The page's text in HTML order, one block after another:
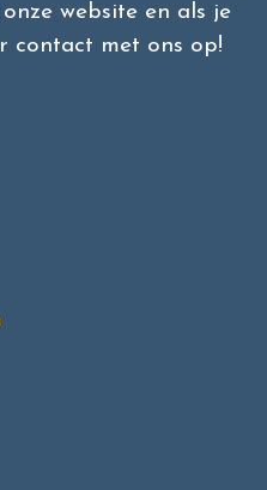
website en als je
contact met ons op!